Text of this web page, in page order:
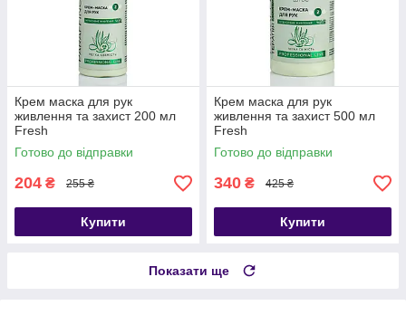
Крем маска для рук
живлення та захист 200 мл
Fresh
Готово до відправки
204 ₴ 255 ₴
Купити
Крем маска для рук
живлення та захист 500 мл
Fresh
Готово до відправки
340 ₴ 425 ₴
Купити
Показати ще